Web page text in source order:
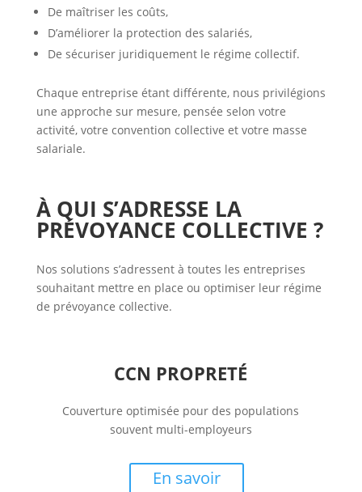
De maîtriser les coûts,
D’améliorer la protection des salariés,
De sécuriser juridiquement le régime collectif.
Chaque entreprise étant différente, nous privilégions
une approche sur mesure, pensée selon votre
activité, votre convention collective et votre masse
salariale.
À QUI S’ADRESSE LA
PRÉVOYANCE COLLECTIVE ?
Nos solutions s’adressent à toutes les entreprises
souhaitant mettre en place ou optimiser leur régime
de prévoyance collective.
CCN PROPRETÉ
Couverture optimisée pour des populations
souvent multi-employeurs
En savoir